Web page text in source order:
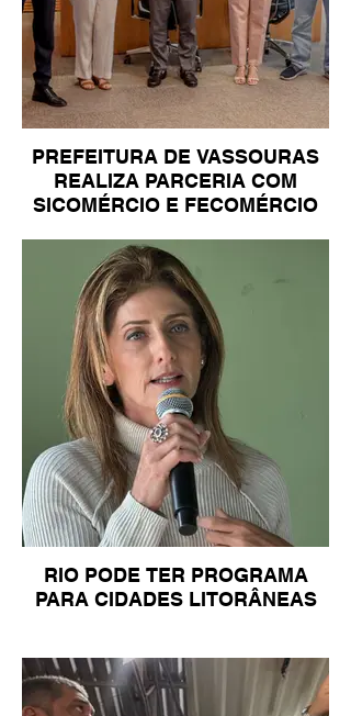
PREFEITURA DE VASSOURAS
REALIZA PARCERIA COM
SICOMÉRCIO E FECOMÉRCIO
RIO PODE TER PROGRAMA
PARA CIDADES LITORÂNEAS